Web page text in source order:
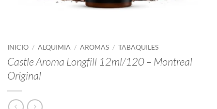
INICIO / ALQUIMIA / AROMAS / TABAQUILES
Castle Aroma Longfill 12ml/120 – Montreal
Original